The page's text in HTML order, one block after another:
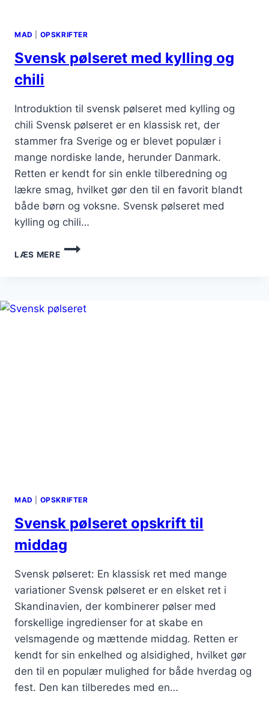
MAD OPSKRIFTER
Svensk pølseret med kylling og
chili
Introduktion til svensk pølseret med kylling og
chili Svensk pølseret er en klassisk ret, der
stammer fra Sverige og er blevet populær i
mange nordiske lande, herunder Danmark.
Retten er kendt for sin enkle tilberedning og
lækre smag, hvilket gør den til en favorit blandt
både børn og voksne. Svensk pølseret med
kylling og chili…
LÆS MERE
SVENSK
PØLSERET
CHILI
MAD OPSKRIFTER
Svensk pølseret opskrift til
middag
Svensk pølseret: En klassisk ret med mange
variationer Svensk pølseret er en elsket ret i
Skandinavien, der kombinerer pølser med
forskellige ingredienser for at skabe en
velsmagende og mættende middag. Retten er
kendt for sin enkelhed og alsidighed, hvilket gør
den til en populær mulighed for både hverdag og
fest. Den kan tilberedes med en…